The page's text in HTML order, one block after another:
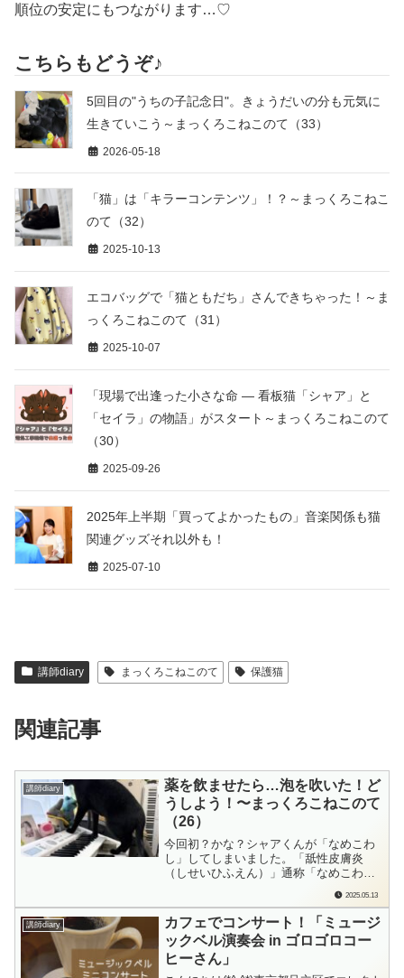
順位の安定にもつながります…♡
こちらもどうぞ♪
5回目の"うちの子記念日"。きょうだいの分も元気に
生きていこう～まっくろこねこのて（33）
2026-05-18
「猫」は「キラーコンテンツ」！？～まっくろこねこ
のて（32）
2025-10-13
エコバッグで「猫ともだち」さんできちゃった！～ま
っくろこねこのて（31）
2025-10-07
「現場で出逢った小さな命 ― 看板猫「シャア」と
「セイラ」の物語」がスタート～まっくろこねこのて
（30）
2025-09-26
2025年上半期「買ってよかったもの」音楽関係も猫
関連グッズそれ以外も！
2025-07-10
講師diary まっくろこねこのて 保護猫
関連記事
講師diary
薬を飲ませたら…泡を吹いた！ど
うしよう！〜まっくろこねこのて
（26）
今回初？かな？シャアくんが「なめこわ
し」してしまいました。「舐性皮膚炎
（しせいひふえん）」通称「なめこわ
が、シャアくんがなめこわした場所が足
の付け根（おまた）だったので、排尿障
害とかがあっても困るしな…尿石症で療
法食を処方されている最中ということも
あり、早めに病院...
2025.05.13
講師diary
カフェでコンサート！「ミュージ
ックベル演奏会 in ゴロゴロコー
ヒーさん」